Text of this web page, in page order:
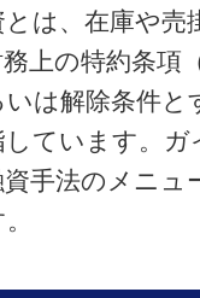
は、在庫や売
上の特約条項
は解除条件と
しています。
手法のメニュ